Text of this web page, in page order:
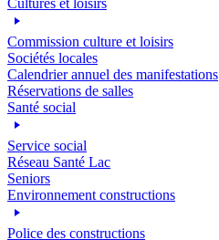
Commission culture et loisirs
Sociétés locales
Calendrier annuel des manifestations
Réservations de salles
Santé social
Service social
Réseau Santé Lac
Seniors
Environnement constructions
Police des constructions